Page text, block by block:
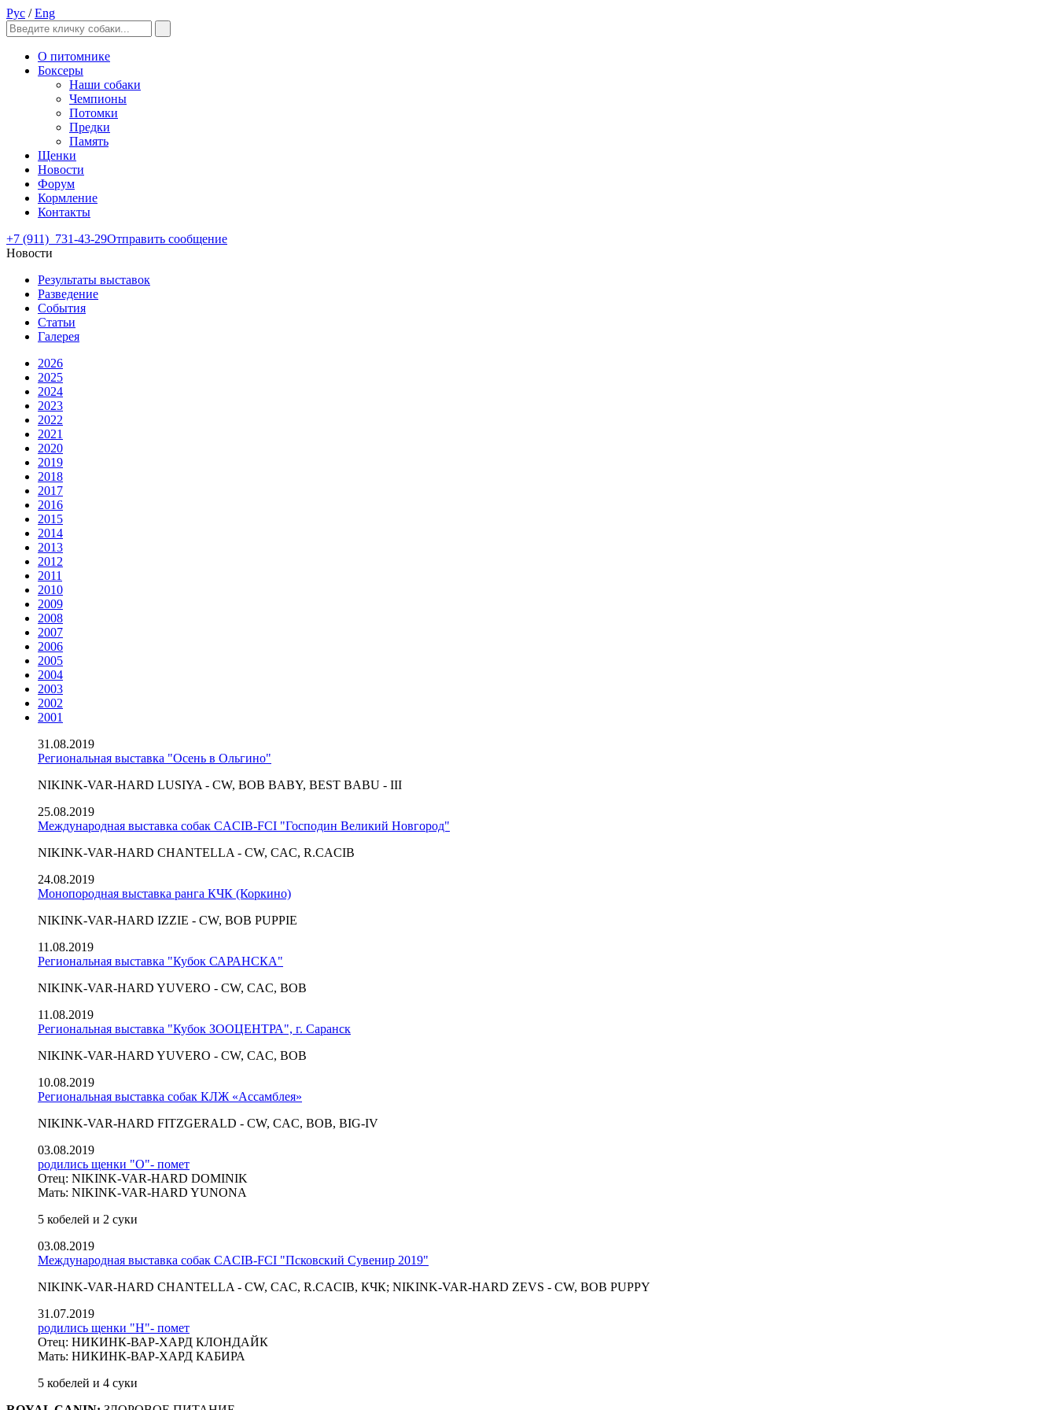
Рус /Eng
О питомнике
Боксеры
Наши собаки
Чемпионы
Потомки
Предки
Память
Щенки
Новости
Форум
Кормление
Контакты
+7 (911) 731-43-29Отправить сообщение
Новости
Результаты выставок
Разведение
События
Статьи
Галерея
2026
2025
2024
2023
2022
2021
2020
2019
2018
2017
2016
2015
2014
2013
2012
2011
2010
2009
2008
2007
2006
2005
2004
2003
2002
2001
31.08.2019
Региональная выставка "Осень в Ольгино"
NIKINK-VAR-HARD LUSIYA - CW, BOB BABY, BEST BABU - III
25.08.2019
Международная выставка собак CACIB-FCI "Господин Великий Новгород"
NIKINK-VAR-HARD CHANTELLA - CW, CAC, R.CACIB
24.08.2019
Монопородная выставка ранга КЧК (Коркино)
NIKINK-VAR-HARD IZZIE - CW, BOB PUPPIE
11.08.2019
Региональная выставка "Кубок САРАНСКА"
NIKINK-VAR-HARD YUVERO - CW, CAC, BOB
11.08.2019
Региональная выставка "Кубок ЗООЦЕНТРА", г. Саранск
NIKINK-VAR-HARD YUVERO - CW, CAC, BOB
10.08.2019
Региональная выставка собак КЛЖ «Ассамблея»
NIKINK-VAR-HARD FITZGERALD - CW, CAC, BOB, BIG-IV
03.08.2019
родились щенки "О"- помет
Отец: NIKINK-VAR-HARD DOMINIK
Мать: NIKINK-VAR-HARD YUNONA
5 кобелей и 2 суки
03.08.2019
Международная выставка собак CACIB-FCI "Псковский Сувенир 2019"
NIKINK-VAR-HARD CHANTELLA - CW, CAC, R.CACIB, КЧК; NIKINK-VAR-HARD ZEVS - CW, BOB PUPPY
31.07.2019
родились щенки "Н"- помет
Отец: НИКИНК-ВАР-ХАРД КЛОНДАЙК
Мать: НИКИНК-ВАР-ХАРД КАБИРА
5 кобелей и 4 суки